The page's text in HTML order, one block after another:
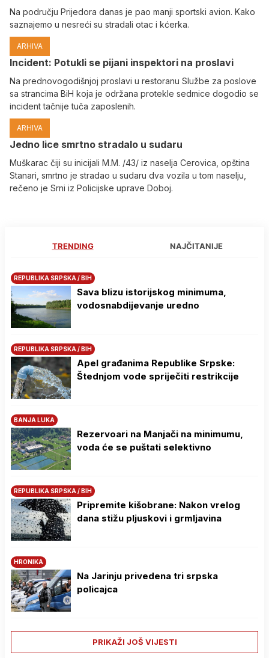
Na području Prijedora danas je pao manji sportski avion. Kako
saznajemo u nesreći su stradali otac i kćerka.
ARHIVA
Incident: Potukli se pijani inspektori na proslavi
Na prednovogodišnjoj proslavi u restoranu Službe za poslove
sa strancima BiH koja je održana protekle sedmice dogodio se
incident tačnije tuča zaposlenih.
ARHIVA
Јedno lice smrtno stradalo u sudaru
Muškarac čiji su inicijali M.M. /43/ iz naselja Cerovica, opština
Stanari, smrtno je stradao u sudaru dva vozila u tom naselju,
rečeno je Srni iz Policijske uprave Doboj.
TRENDING NAJČITANIJE
REPUBLIKA SRPSKA / BIH
Sava blizu istorijskog minimuma,
vodosnabdijevanje uredno
REPUBLIKA SRPSKA / BIH
Apel građanima Republike Srpske:
Štednjom vode spriječiti restrikcije
BANJA LUKA
Rezervoari na Manjači na minimumu,
voda će se puštati selektivno
REPUBLIKA SRPSKA / BIH
Pripremite kišobrane: Nakon vrelog
dana stižu pljuskovi i grmljavina
HRONIKA
Na Јarinju privedena tri srpska
policajca
PRIKAŽI JOŠ VIJESTI